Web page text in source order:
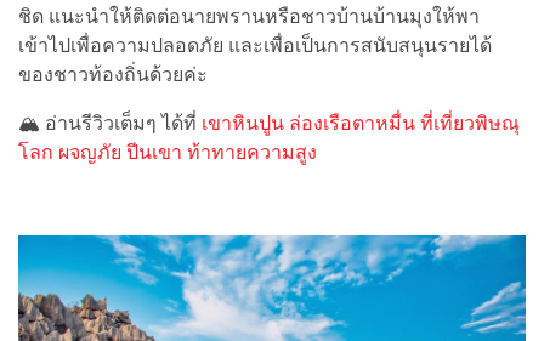
ชิด แนะนำให้ติดต่อนายพรานหรือชาวบ้านบ้านมุงให้พา
เข้าไปเพื่อความปลอดภัย และเพื่อเป็นการสนับสนุนรายได้
ของชาวท้องถิ่นด้วยค่ะ
🏔 อ่านรีวิวเต็มๆ ได้ที่ เขาหินปูน ล่องเรือตาหมื่น ที่เที่ยวพิษณุ
โลก ผจญภัย ปีนเขา ท้าทายความสูง